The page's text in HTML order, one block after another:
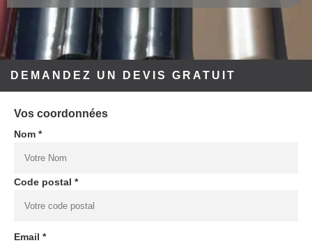
DEMANDEZ UN DEVIS GRATUIT
Vos coordonnées
Nom *
Code postal *
Email *